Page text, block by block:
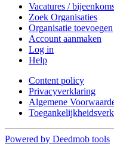
Vacatures /
Zoek Organisaties
Organisatie toevoegen
Account aanmaken
Log in
Help
Content policy
Privacyverklaring
Algemene
Powered by Deedmob tools